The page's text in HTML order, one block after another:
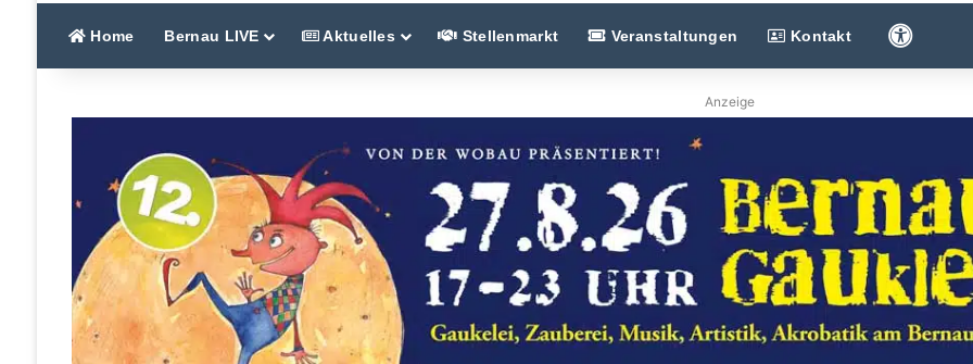
Home Bernau LIVE Aktuelles Stellenmarkt Veranstaltungen Kontakt
Anzeige